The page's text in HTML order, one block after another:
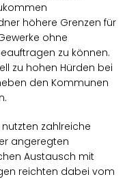
höhere Grenzen für
ohne
zu können.
zu hohen Hürden bei
den Kommunen
zahlreiche
angeregten
Austausch mit
reichten dabei vom